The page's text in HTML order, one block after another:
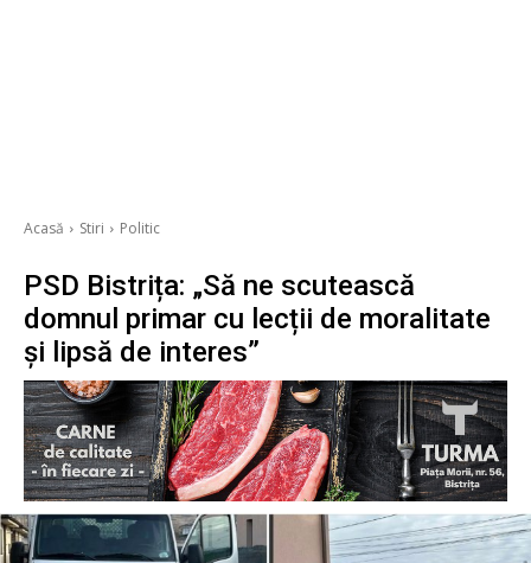
Acasă Stiri Politic
PSD Bistrița: „Să ne scutească
domnul primar cu lecții de moralitate
și lipsă de interes”